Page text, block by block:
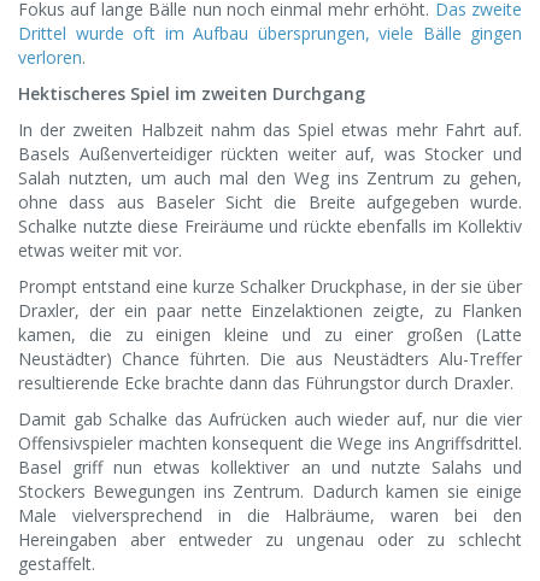
Fokus auf lange Bälle nun noch einmal mehr erhöht. Das zweite
Drittel wurde oft im Aufbau übersprungen, viele Bälle gingen
verloren.
Hektischeres Spiel im zweiten Durchgang
In der zweiten Halbzeit nahm das Spiel etwas mehr Fahrt auf.
Basels Außenverteidiger rückten weiter auf, was Stocker und
Salah nutzten, um auch mal den Weg ins Zentrum zu gehen,
ohne dass aus Baseler Sicht die Breite aufgegeben wurde.
Schalke nutzte diese Freiräume und rückte ebenfalls im Kollektiv
etwas weiter mit vor.
Prompt entstand eine kurze Schalker Druckphase, in der sie über
Draxler, der ein paar nette Einzelaktionen zeigte, zu Flanken
kamen, die zu einigen kleine und zu einer großen (Latte
Neustädter) Chance führten. Die aus Neustädters Alu-Treffer
resultierende Ecke brachte dann das Führungstor durch Draxler.
Damit gab Schalke das Aufrücken auch wieder auf, nur die vier
Offensivspieler machten konsequent die Wege ins Angriffsdrittel.
Basel griff nun etwas kollektiver an und nutzte Salahs und
Stockers Bewegungen ins Zentrum. Dadurch kamen sie einige
Male vielversprechend in die Halbräume, waren bei den
Hereingaben aber entweder zu ungenau oder zu schlecht
gestaffelt.